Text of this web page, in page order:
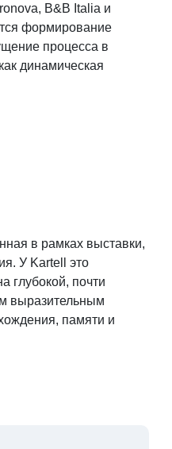
B&B Italia и
формирование
процесса в
динамическая
в рамках выставки,
У Kartell это
глубокой, почти
выразительным
памяти и